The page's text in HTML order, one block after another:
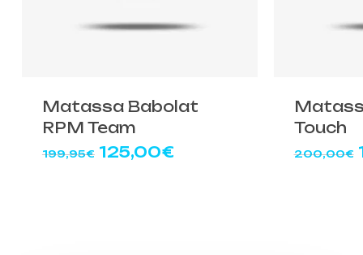
Matassa Babolat
RPM Team
199,95€ Il
125,00€Il
Touch
200,00€